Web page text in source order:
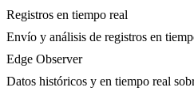
Registros en tiempo real
Envío y análisis de registros en
Edge Observer
Datos históricos y en tiempo real